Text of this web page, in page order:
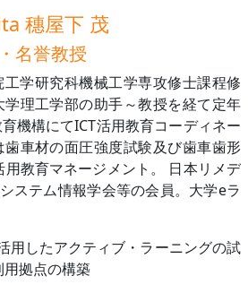
穗屋下 茂
名誉教授
学研究科機械工学専攻修士課程修
理工学部の助手～教授を経て定年
機構にてICT活用教育コーディネー
歯車材の面圧強度試験及び歯車歯形
教育マネージメント。 日本リメデ
ステム情報学会等の会員。大学eラ
用したアクティブ・ラーニングの試
拠点の構築